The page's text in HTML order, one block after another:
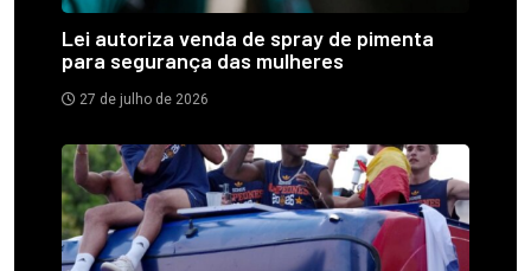
Lei autoriza venda de spray de pimenta
para segurança das mulheres
27 de julho de 2026